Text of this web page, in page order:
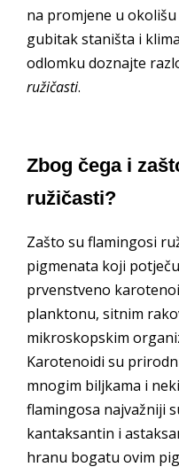
na promjene u
gubitak staništa i
odlomku doznajte
ružičasti.
Zbog čega i
ružičasti?
Zašto su flamingosi
pigmenata koji
prvenstveno
planktonu, sitnim
mikroskopskim
Karotenoidi su
mnogim biljkama i
flamingosa najvažniji
kantaksantin i
hranu bogatu ovim